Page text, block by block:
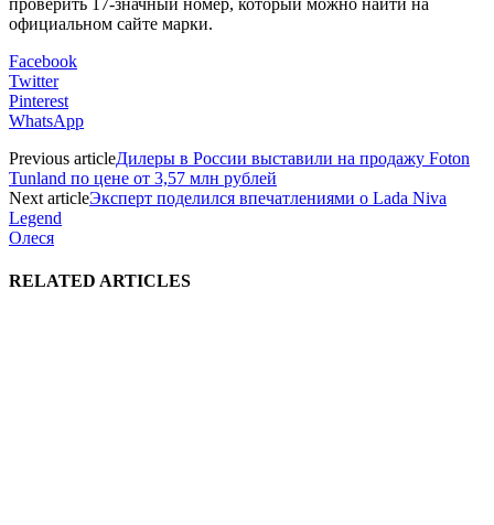
официальном сайте марки.
Facebook
Twitter
Pinterest
WhatsApp
Previous articleДилеры в России выставили на продажу Foton
Tunland по цене от 3,57 млн рублей
Next articleЭксперт поделился впечатлениями о Lada Niva
Legend
Олеся
RELATED ARTICLES